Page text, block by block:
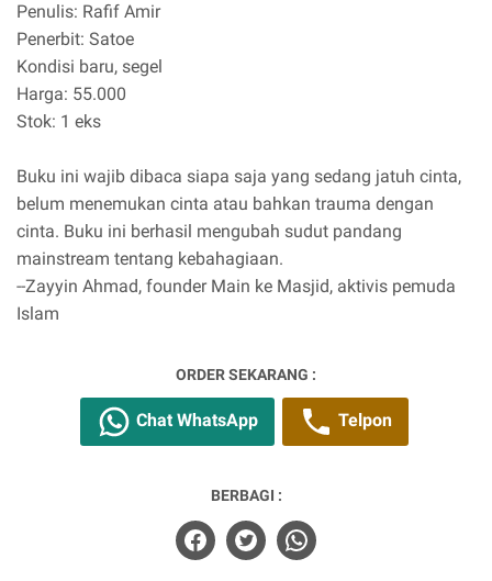
Penulis: Rafif Amir
Penerbit: Satoe
Kondisi baru, segel
Harga: 55.000
Stok: 1 eks
Buku ini wajib dibaca siapa saja yang sedang jatuh cinta,
belum menemukan cinta atau bahkan trauma dengan
cinta. Buku ini berhasil mengubah sudut pandang
mainstream tentang kebahagiaan.
--Zayyin Ahmad, founder Main ke Masjid, aktivis pemuda
Islam
ORDER SEKARANG :
Chat WhatsApp Telpon
BERBAGI :